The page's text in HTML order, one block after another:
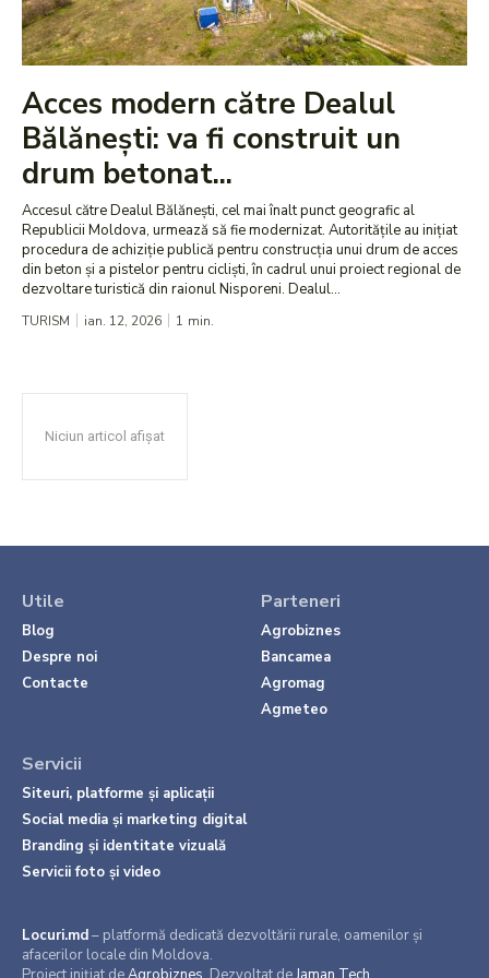
Acces modern către Dealul
Bălănești: va fi construit un
drum betonat...
Accesul către Dealul Bălănești, cel mai înalt punct geografic al
Republicii Moldova, urmează să fie modernizat. Autoritățile au inițiat
procedura de achiziție publică pentru construcția unui drum de acces
din beton și a pistelor pentru cicliști, în cadrul unui proiect regional de
dezvoltare turistică din raionul Nisporeni. Dealul...
TURISM ian. 12, 2026 1 min.
Niciun articol afișat
Utile
Blog
Despre noi
Contacte
Parteneri
Agrobiznes
Bancamea
Agromag
Agmeteo
Servicii
Siteuri, platforme și aplicații
Social media și marketing digital
Branding și identitate vizuală
Servicii foto și video
Locuri.md– platformă dedicată dezvoltării rurale, oamenilor și
afacerilor locale din Moldova.